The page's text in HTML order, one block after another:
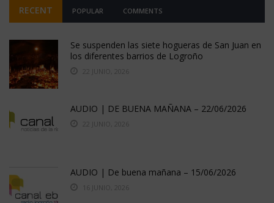
RECENT POPULAR COMMENTS
Se suspenden las siete hogueras de San Juan en
los diferentes barrios de Logroño
22 JUNIO, 2026
AUDIO | DE BUENA MAÑANA – 22/06/2026
22 JUNIO, 2026
AUDIO | De buena mañana – 15/06/2026
16 JUNIO, 2026